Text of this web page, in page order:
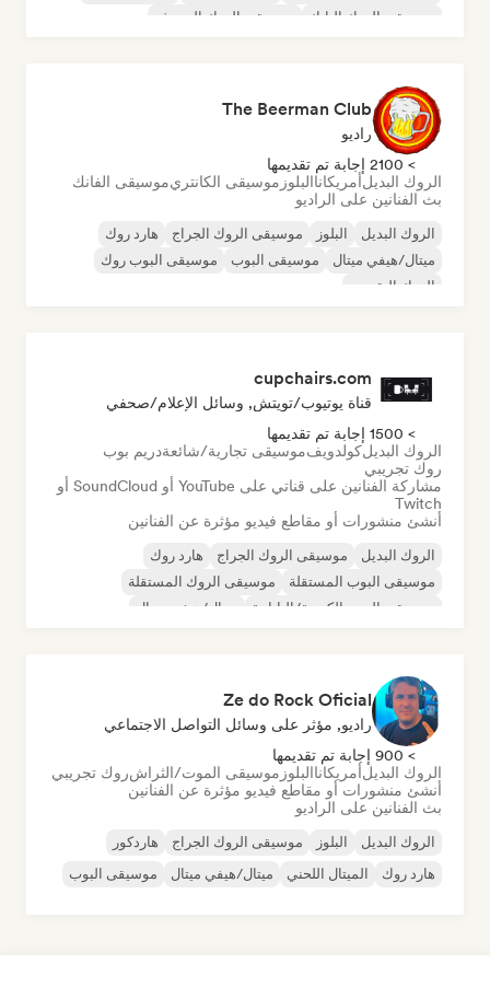
موسيقى الروك البانك
موسيقى الروك السيرف
The Beerman Club
راديو
> 2100 إجابة تم تقديمها
الروك البديلأمريكاناالبلوز موسيقى الكانتريموسيقى الفانك
بث الفنانين على الراديو
الروك البديل البلوز موسيقى الروك الجراج
هارد روك
ميتال/هيفي ميتال
موسيقى البوب
موسيقى البوب روك
الروك التقدمي
cupchairs.com
قناة يوتيوب/تويتش, وسائل الإعلام/صحفي
> 1500 إجابة تم تقديمها
الروك البديلكولدويفموسيقى تجارية/شائعةدريم بوب
روك تجريبي
مشاركة الفنانين على قناتي على YouTube أو SoundCloud أو
Twitch
أنشئ منشورات أو مقاطع فيديو مؤثرة عن الفنانين
الروك البديل موسيقى الروك الجراج
هارد روك
موسيقى البوب المستقلة
موسيقى الروك المستقلة
موسيقى البوب الكورية/اليابانية
ميتال/هيفي ميتال
Ze do Rock Oficial
راديو, مؤثر على وسائل التواصل الاجتماعي
> 900 إجابة تم تقديمها
الروك البديلأمريكاناالبلوز موسيقى الموت/الثراشروك تجريبي
أنشئ منشورات أو مقاطع فيديو مؤثرة عن الفنانين
بث الفنانين على الراديو
الروك البديل البلوز موسيقى الروك الجراج
هاردكور
هارد روك
الميتال اللحني ميتال/هيفي ميتال موسيقى البوب